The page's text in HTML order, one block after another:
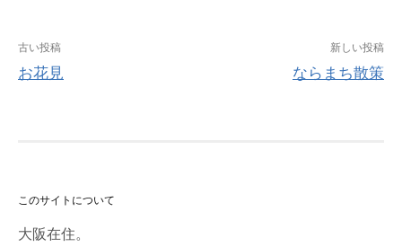
ビ
ゲ
古い投稿
お花見
新しい投稿
ならまち散策
このサイトについて
大阪在住。